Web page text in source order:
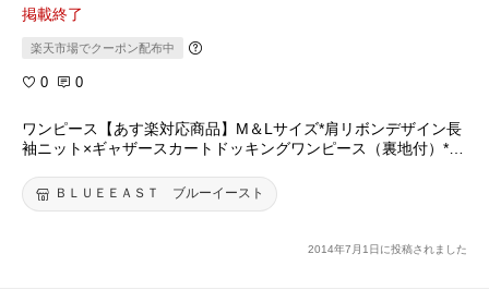
掲載終了
楽天市場でクーポン配布中
0 0
ワンピース【あす楽対応商品】M＆Lサイズ*肩リボンデザイン長
袖ニット×ギャザースカートドッキングワンピース（裏地付）*主
タイプで、生地もしっかり素材に進化♪
ＢＬＵＥＥＡＳＴ ブルーイースト
2014年7月1日に投稿されました